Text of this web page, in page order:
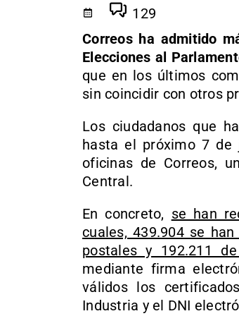
129
Correos ha admitido
Elecciones al
que en los últimos
sin coincidir con otros
Los ciudadanos que
hasta el próximo 7 de
oficinas de Correos,
Central.
En concreto, se han
cuales, 439.904 se
postales y 192.211
mediante firma
válidos los
Industria y el DNI